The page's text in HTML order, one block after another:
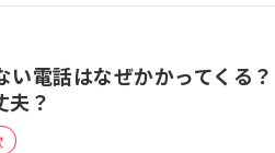
い電話はなぜかかってくる？
夫？